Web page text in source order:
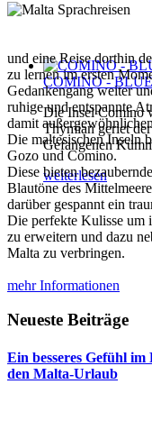
COMINO -
Die Insel Comino
Thymian geriet
Gefangenen
weiterlesen
und eine Reise dorthin
zu lernen im ersten
Gedankengang weiter
ruhige und entspannte
damit
Die maltesischen Inseln
Gozo und Comino.
Diese bieten
Blautöne des
darüber gespannt ein
Die perfekte Kulisse um
zu erweitern und dazu
Malta zu verbringen.
mehr Informationen
Neueste Beiträge
Ein besseres Gefühl
den Malta-Urlaub